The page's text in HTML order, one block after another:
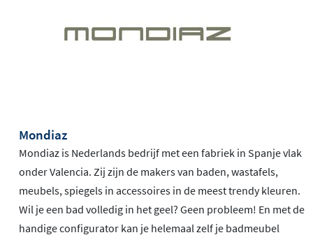
Mondiaz
Mondiaz is Nederlands bedrijf met een fabriek in Spanje vlak
onder Valencia. Zij zijn de makers van baden, wastafels,
meubels, spiegels in accessoires in de meest trendy kleuren.
Wil je een bad volledig in het geel? Geen probleem! En met de
handige configurator kan je helemaal zelf je badmeubel